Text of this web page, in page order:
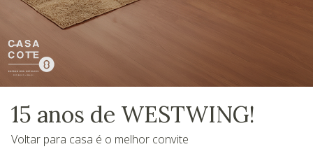
15 anos de WESTWING!
Voltar para casa é o melhor convite